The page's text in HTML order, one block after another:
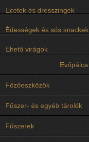
Ecetek és dresszingek
Édességek és sós snackek
Ehető virágok
Evőpálca
Főzőeszközök
Fűszer- és egyéb tárolók
Fűszerek